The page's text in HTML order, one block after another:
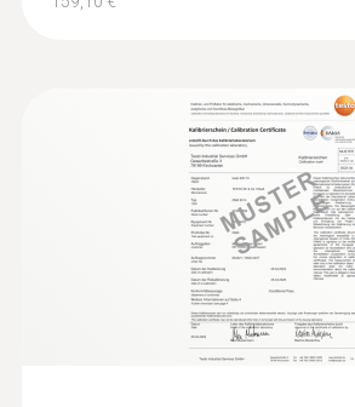
testo 735-2 -